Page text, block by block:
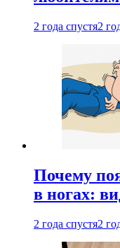
2 года спустя2
Почему
в ногах:
2 года спустя2